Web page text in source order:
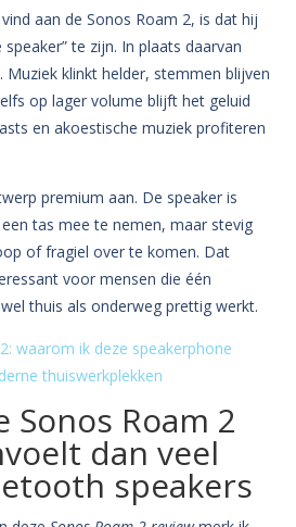
aan de Sonos Roam 2, is dat hij
te zijn. In plaats daarvan
Muziek klinkt helder, stemmen blijven
op lager volume blijft het geluid
en akoestische muziek profiteren
premium aan. De speaker is
tas mee te nemen, maar stevig
of fragiel over te komen. Dat
voor mensen die één
thuis als onderweg prettig werkt.
waarom ik deze speakerphone
thuiswerkplekken
Sonos Roam 2
dan veel
speakers